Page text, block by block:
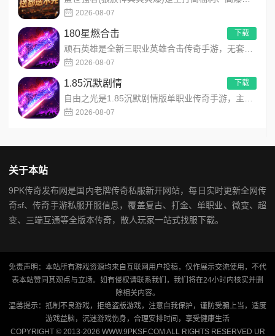
2026-08-07
180星燃合击
2026-08-07
下载
1.85沉默剧情
2026-08-07
下载
关于本站
9PK传奇发布网是国内老牌传奇私服新开网站，每日实时更新全网传
奇sf、传奇手游私服开服信息，覆盖复古、打金、单职业、微变、超
变、三端互通等全版本传奇，散人玩家一站式找服下载。
免责声明：本站所有游戏资源均来自互联网用户投稿，仅作展示交流使用，不代
表本站赞同其观点与立场。如有侵权请联系我们，我们将在24小时内核实并删
除相关内容。
温馨提示：抵制不良游戏，拒绝盗版游戏，注意自我保护，谨防受骗上当，适度
游戏益脑，沉迷游戏伤身，合理安排时间，享受健康生活
COPYRIGHT © 2013-2026 WWW.9PKSF.COM ALL RIGHTS RESERVED UR